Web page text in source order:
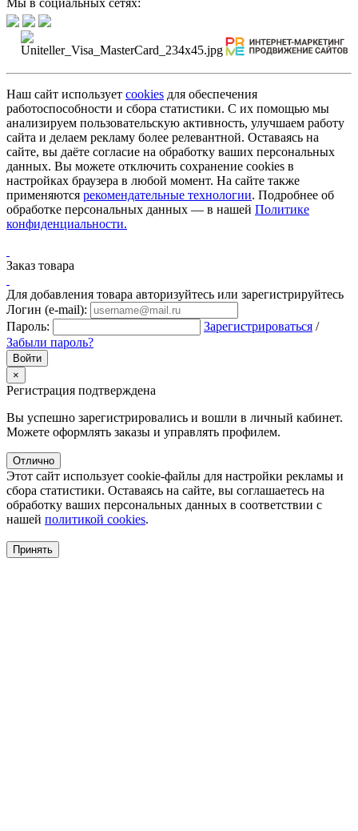
Наш сайт использует cookies для обеспечения
работоспособности и сбора статистики. С их помощью мы
анализируем пользовательскую активность, улучшаем работу
сайта и делаем рекламу более релевантной. Оставаясь на
сайте, вы даёте согласие на обработку ваших персональных
данных. Вы можете отключить сохранение cookies в
настройках браузера в любой момент. На сайте также
применяются рекомендательные технологии. Подробнее об
обработке персональных данных — в нашей Политике
конфиденциальности.
Заказ товара
Для добавления товара авторизуйтесь или зарегистрируйтесь
Логин (e-mail):
Пароль:
Зарегистрироваться /
Забыли пароль?
×
Регистрация подтверждена
Вы успешно зарегистрировались и вошли в личный кабинет.
Можете оформлять заказы и управлять профилем.
Отлично
Этот сайт использует cookie-файлы для настройки рекламы и
сбора статистики. Оставаясь на сайте, вы соглашаетесь на
обработку ваших персональных данных в соответствии с
нашей политикой cookies.
Принять